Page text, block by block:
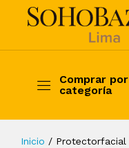
Comprar por
categoría
Inicio / Protectorfacial